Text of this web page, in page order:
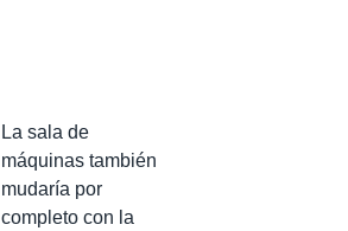
La sala de
máquinas también
mudaría por
completo con la